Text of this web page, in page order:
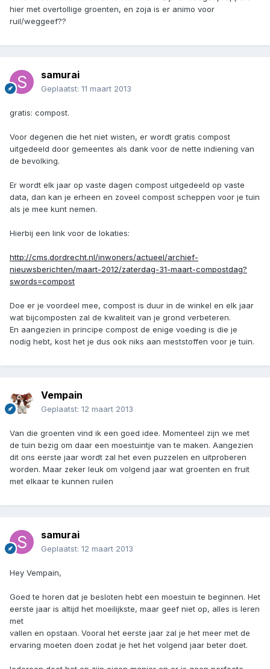
hier met overtollige groenten, en zoja is er animo voor
ruil/weggeef??
samurai
Geplaatst: 11 maart 2013
gratis: compost.
Voor degenen die het niet wisten, er wordt gratis compost
uitgedeeld door gemeentes als dank voor de nette indiening van
de bevolking.
Er wordt elk jaar op vaste dagen compost uitgedeeld op vaste
data, dan kan je erheen en zoveel compost scheppen voor je tuin
als je mee kunt nemen.
Hierbij een link voor de lokaties:
http://cms.dordrecht.nl/inwoners/actueel/archief-
nieuwsberichten/maart-2012/zaterdag-31-maart-compostdag?
swords=compost
Doe er je voordeel mee, compost is duur in de winkel en elk jaar
wat bijcomposten zal de kwaliteit van je grond verbeteren.
En aangezien in principe compost de enige voeding is die je
nodig hebt, kost het je dus ook niks aan meststoffen voor je tuin.
Vempain
Geplaatst: 12 maart 2013
Van die groenten vind ik een goed idee. Momenteel zijn we met
de tuin bezig om daar een moestuintje van te maken. Aangezien
dit ons eerste jaar wordt zal het even puzzelen en uitproberen
worden. Maar zeker leuk om volgend jaar wat groenten en fruit
met elkaar te kunnen ruilen
samurai
Geplaatst: 12 maart 2013
Hey Vempain,
Goed te horen dat je besloten hebt een moestuin te beginnen. Het
eerste jaar is altijd het moeilijkste, maar geef niet op, alles is leren
met
vallen en opstaan. Vooral het eerste jaar zal je het meer met de
ervaring moeten doen zodat je het het volgend jaar beter doet.